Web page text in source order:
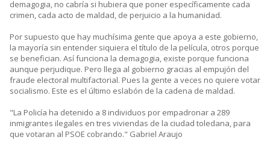
demagogia, no cabría si hubiera que poner específicamente cada
crimen, cada acto de maldad, de perjuicio a la humanidad.
Por supuesto que hay muchísima gente que apoya a este gobierno,
la mayoría sin entender siquiera el título de la película, otros porque
se benefician. Así funciona la demagogia, existe porque funciona
aunque perjudique. Pero llega al gobierno gracias al empujón del
fraude electoral multifactorial. Pues la gente a veces no quiere votar
socialismo. Este es el último eslabón de la cadena de maldad.
"La Policía ha detenido a 8 individuos por empadronar a 289
inmigrantes ilegales en tres viviendas de la ciudad toledana, para
que votaran al PSOE cobrando." Gabriel Araujo